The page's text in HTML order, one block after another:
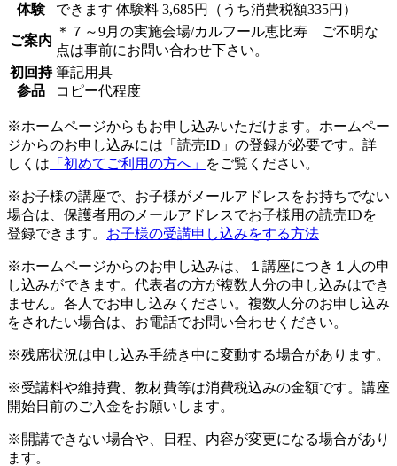
体験
できます 体験料 3,685円（うち消費税額335円）
ご案内
＊７～9月の実施会場/カルフール恵比寿 ご不明な
点は事前にお問い合わせ下さい。
初回持
参品
筆記用具
コピー代程度
※ホームページからもお申し込みいただけます。ホームペー
ジからのお申し込みには「読売ID」の登録が必要です。詳
しくは 「初めてご利用の方へ」 をご覧ください。
※お子様の講座で、お子様がメールアドレスをお持ちでない
場合は、保護者用のメールアドレスでお子様用の読売IDを
登録できます。 お子様の受講申し込みをする方法
※ホームページからのお申し込みは、１講座につき１人の申
し込みができます。代表者の方が複数人分の申し込みはでき
ません。各人でお申し込みください。複数人分のお申し込み
をされたい場合は、お電話でお問い合わせください。
※残席状況は申し込み手続き中に変動する場合があります。
※受講料や維持費、教材費等は消費税込みの金額です。講座
開始日前のご入金をお願いします。
※開講できない場合や、日程、内容が変更になる場合があり
ます。